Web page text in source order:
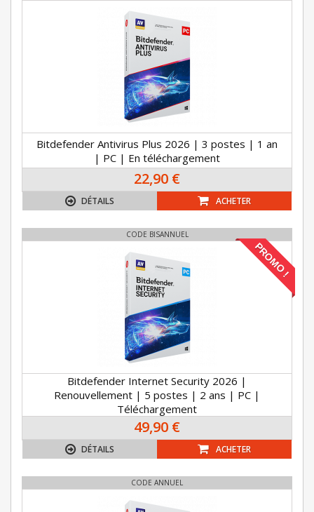
Bitdefender Antivirus Plus 2026 | 3 postes | 1 an
| PC | En téléchargement
22,90 €
DÉTAILS ACHETER
CODE BISANNUEL
PROMO !
Bitdefender Internet Security 2026 |
Renouvellement | 5 postes | 2 ans | PC |
Téléchargement
49,90 €
DÉTAILS ACHETER
CODE ANNUEL